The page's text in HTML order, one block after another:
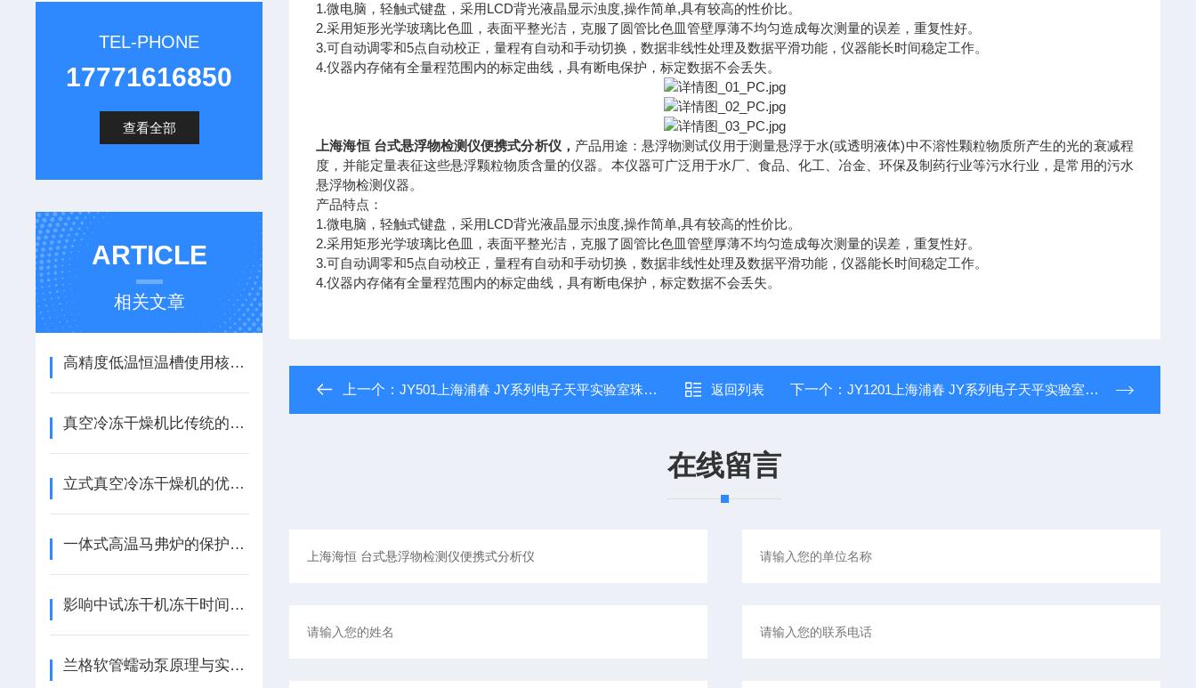
TEL-PHONE
17771616850
查看全部
ARTICLE
相关文章
高精度低温恒温槽使用核心注意事项
真空冷冻干燥机比传统的干燥好在哪里？
立式真空冷冻干燥机的优点与使用注意事项
一体式高温马弗炉的保护措施有哪些
影响中试冻干机冻干时间选择的因素
兰格软管蠕动泵原理与实验室及工业流体传输应用
1.微电脑，轻触式键盘，采用LCD背光液晶显示浊度,操作简单,具有较高的性价比。
2.采用矩形光学玻璃比色皿，表面平整光洁，克服了圆管比色皿管壁厚薄不均匀造成每次测量的误差，重复性好。
3.可自动调零和5点自动校正，量程有自动和手动切换，数据非线性处理及数据平滑功能，仪器能长时间稳定工作。
4.仪器内存储有全量程范围内的标定曲线，具有断电保护，标定数据不会丢失。
上海海恒 台式悬浮物检测仪便携式分析仪， 产品用途：悬浮物测试仪用于测量悬浮于水(或透明液体)中不溶性颗粒物质所产生的光的衰减程
度，并能定量表征这些悬浮颗粒物质含量的仪器。本仪器可广泛用于水厂、食品、化工、冶金、环保及制药行业等污水行业，是常用的污水
悬浮物检测仪器。
产品特点：
1.微电脑，轻触式键盘，采用LCD背光液晶显示浊度,操作简单,具有较高的性价比。
2.采用矩形光学玻璃比色皿，表面平整光洁，克服了圆管比色皿管壁厚薄不均匀造成每次测量的误差，重复性好。
3.可自动调零和5点自动校正，量程有自动和手动切换，数据非线性处理及数据平滑功能，仪器能长时间稳定工作。
4.仪器内存储有全量程范围内的标定曲线，具有断电保护，标定数据不会丢失。
上一个：JY501上海浦春 JY系列电子天平实验室珠宝秤 返回列表 下一个： JY1201上海浦春 JY系列电子天平实验室珠宝秤
在线留言